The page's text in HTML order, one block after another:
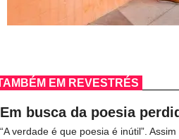
EM REVESTRÉS
Em busca da poesia
“A verdade é que poesia é inútil”.